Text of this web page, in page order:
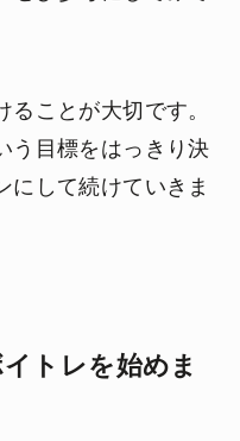
ことが大切です。
う目標をはっきり決
にして続けていきま
トレを始めま